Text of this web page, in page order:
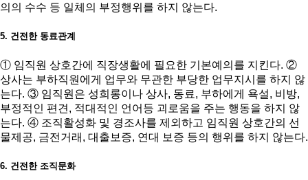
의의 수수 등 일체의 부정행위를 하지 않는다.
5. 건전한 동료관계
① 임직원 상호간에 직장생활에 필요한 기본예의를 지킨다. ②
상사는 부하직원에게 업무와 무관한 부당한 업무지시를 하지 않
는다. ③ 임직원은 성희롱이나 상사, 동료, 부하에게 욕설, 비방,
부정적인 편견, 적대적인 언어등 괴로움을 주는 행동을 하지 않
는다. ④ 조직활성화 및 경조사를 제외하고 임직원 상호간의 선
물제공, 금전거래, 대출보증, 연대 보증 등의 행위를 하지 않는다.
6. 건전한 조직문화